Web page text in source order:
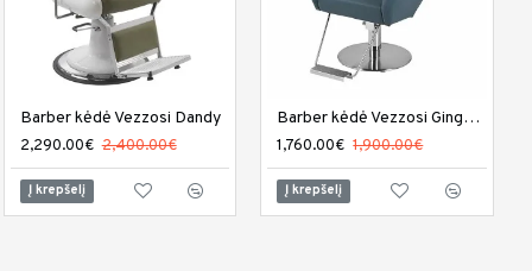
Kirpyklos plautuvė DIR Arizona
1,222.00€ 1,420.00€
Į krepšelį
Barber kėdė Vezzosi Dandy
2,290.00€ 2,400.00€
Į krepšelį
Barber kėdė Vezzosi Gingerman
1,760.00€ 1,900.00€
Į krepšelį